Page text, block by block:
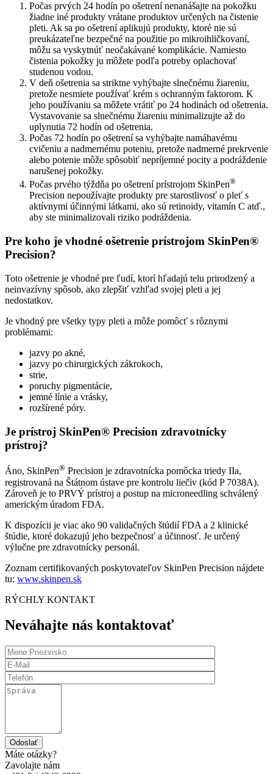
Počas prvých 24 hodín po ošetrení nenanášajte na pokožku
žiadne iné produkty vrátane produktov určených na čistenie
pleti. Ak sa po ošetrení aplikujú produkty, ktoré nie sú
preukázateľne bezpečné na použitie po mikroihličkovaní,
môžu sa vyskytnúť neočakávané komplikácie. Namiesto
čistenia pokožky ju môžete podľa potreby oplachovať
studenou vodou.
V deň ošetrenia sa striktne vyhýbajte slnečnému žiareniu,
pretože nesmiete používať krém s ochranným faktorom. K
jeho používaniu sa môžete vrátiť po 24 hodinách od ošetrenia.
Vystavovanie sa slnečnému žiareniu minimalizujte až do
uplynutia 72 hodín od ošetrenia.
Počas 72 hodín po ošetrení sa vyhýbajte namáhavému
cvičeniu a nadmernému poteniu, pretože nadmerné prekrvenie
alebo potenie môže spôsobiť nepríjemné pocity a podráždenie
narušenej pokožky.
Počas prvého týždňa po ošetrení prístrojom SkinPen®
Precision nepoužívajte produkty pre starostlivosť o pleť s
aktívnymi účinnými látkami, ako sú retinoidy, vitamín C atď.,
aby ste minimalizovali riziko podráždenia.
Pre koho je vhodné ošetrenie prístrojom SkinPen®
Precision?
Toto ošetrenie je vhodné pre ľudí, ktorí hľadajú telu prirodzený a
neinvazívny spôsob, ako zlepšiť vzhľad svojej pleti a jej
nedostatkov.
Je vhodný pre všetky typy pleti a môže pomôcť s rôznymi
problémami:
jazvy po akné,
jazvy po chirurgických zákrokoch,
strie,
poruchy pigmentácie,
jemné línie a vrásky,
rozšírené póry.
Je prístroj SkinPen® Precision zdravotnícky
prístroj?
Áno, SkinPen® Precision je zdravotnícka pomôcka triedy IIa,
registrovaná na Štátnom ústave pre kontrolu liečiv (kód P 7038A).
Zároveň je to PRVÝ prístroj a postup na microneedling schválený
americkým úradom FDA.
K dispozícii je viac ako 90 validačných štúdií FDA a 2 klinické
štúdie, ktoré dokazujú jeho bezpečnosť a účinnosť. Je určený
výlučne pre zdravotnícky personál.
Zoznam certifikovaných poskytovateľov SkinPen Precision nájdete
tu: www.skinpen.sk
RÝCHLY KONTAKT
Neváhajte nás kontaktovať
Odoslať
Máte otázky?
Zavolajte nám